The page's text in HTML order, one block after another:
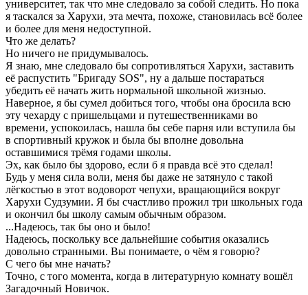
университет, так что мне следовало за собой следить. Но пока
я таскался за Харухи, эта мечта, похоже, становилась всё более
и более для меня недоступной.
Что же делать?
Но ничего не придумывалось.
Я знаю, мне следовало бы сопротивляться Харухи, заставить
её распустить "Бригаду SOS", ну а дальше постараться
убедить её начать жить нормальной школьной жизнью.
Наверное, я бы сумел добиться того, чтобы она бросила всю
эту чехарду с пришельцами и путешественниками во
времени, успокоилась, нашла бы себе парня или вступила бы
в спортивный кружок и была бы вполне довольна
оставшимися трёмя годами школы.
Эх, как было бы здорово, если б я правда всё это сделал!
Будь у меня сила воли, меня бы даже не затянуло с такой
лёгкостью в этот водоворот чепухи, вращающийся вокруг
Харухи Судзумии. Я бы счастливо прожил три школьных года
и окончил бы школу самым обычным образом.
...Надеюсь, так бы оно и было!
Надеюсь, поскольку все дальнейшие события оказались
довольно странными. Вы понимаете, о чём я говорю?
С чего бы мне начать?
Точно, с того момента, когда в литературную комнату вошёл
Загадочный Новичок.